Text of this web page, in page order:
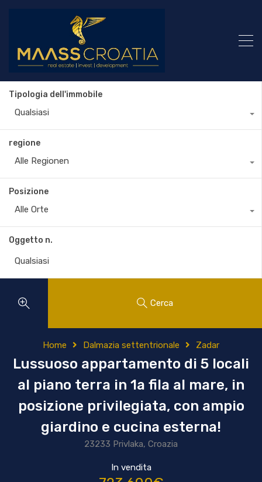
Tipologia dell'immobile
Qualsiasi
regione
Alle Regionen
Posizione
Alle Orte
Oggetto n.
Cerca
Home Dalmazia settentrionale Zadar
Lussuoso appartamento di 5 locali
al piano terra in 1a fila al mare, in
posizione privilegiata, con ampio
giardino e cucina esterna!
23233 Privlaka, Croazia
In vendita